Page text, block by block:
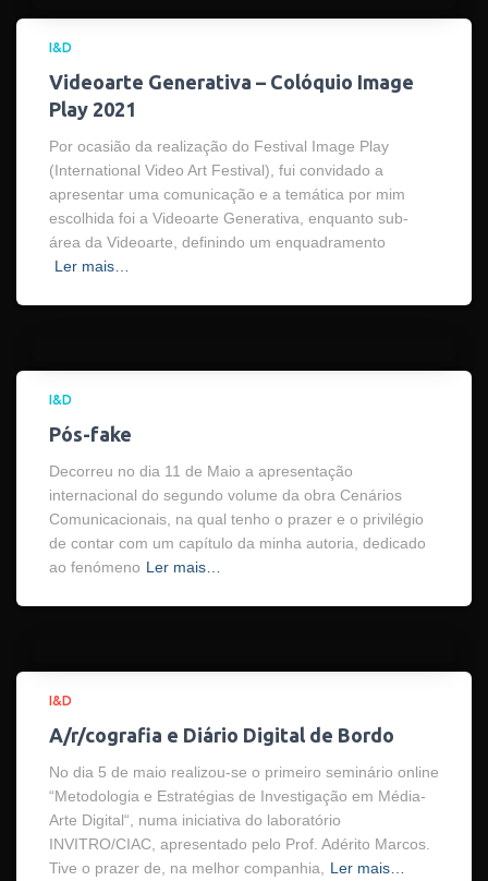
I&D
Videoarte Generativa – Colóquio Image
Play 2021
Por ocasião da realização do Festival Image Play
(International Video Art Festival), fui convidado a
apresentar uma comunicação e a temática por mim
escolhida foi a Videoarte Generativa, enquanto sub-
área da Videoarte, definindo um enquadramento
Ler mais…
I&D
Pós-fake
Decorreu no dia 11 de Maio a apresentação
internacional do segundo volume da obra Cenários
Comunicacionais, na qual tenho o prazer e o privilégio
de contar com um capítulo da minha autoria, dedicado
ao fenómeno Ler mais…
I&D
A/r/cografia e Diário Digital de Bordo
No dia 5 de maio realizou-se o primeiro seminário online
“Metodologia e Estratégias de Investigação em Média-
Arte Digital“, numa iniciativa do laboratório
INVITRO/CIAC, apresentado pelo Prof. Adérito Marcos.
Tive o prazer de, na melhor companhia,
Ler mais…